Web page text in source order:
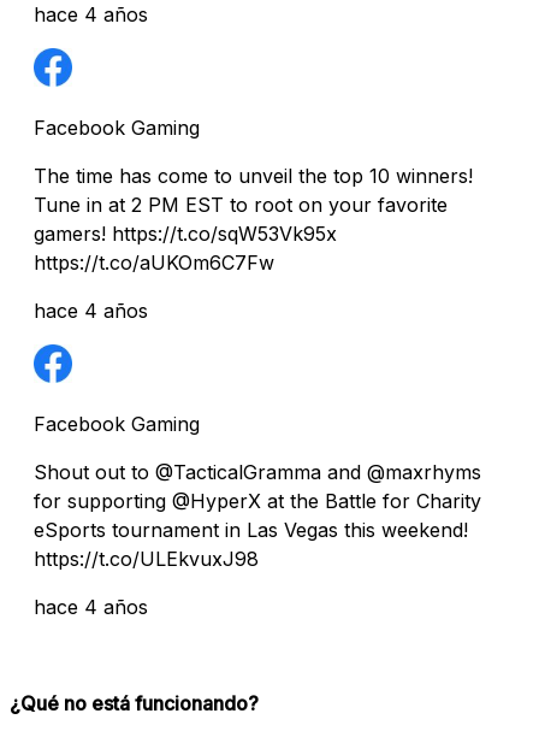
hace 4 años
Facebook Gaming
The time has come to unveil the top 10 winners!
Tune in at 2 PM EST to root on your favorite
gamers! https://t.co/sqW53Vk95x
https://t.co/aUKOm6C7Fw
hace 4 años
Facebook Gaming
Shout out to @TacticalGramma and @maxrhyms
for supporting @HyperX at the Battle for Charity
eSports tournament in Las Vegas this weekend!
https://t.co/ULEkvuxJ98
hace 4 años
¿Qué no está funcionando?